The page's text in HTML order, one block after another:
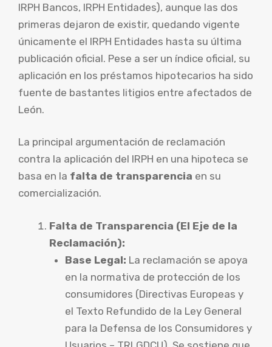
IRPH Bancos, IRPH Entidades), aunque las dos
primeras dejaron de existir, quedando vigente
únicamente el IRPH Entidades hasta su última
publicación oficial. Pese a ser un índice oficial, su
aplicación en los préstamos hipotecarios ha sido
fuente de bastantes litigios entre afectados de
León.
La principal argumentación de reclamación
contra la aplicación del IRPH en una hipoteca se
basa en la falta de transparencia en su
comercialización.
Falta de Transparencia (El Eje de la
Reclamación):
Base Legal: La reclamación se apoya
en la normativa de protección de los
consumidores (Directivas Europeas y
el Texto Refundido de la Ley General
para la Defensa de los Consumidores y